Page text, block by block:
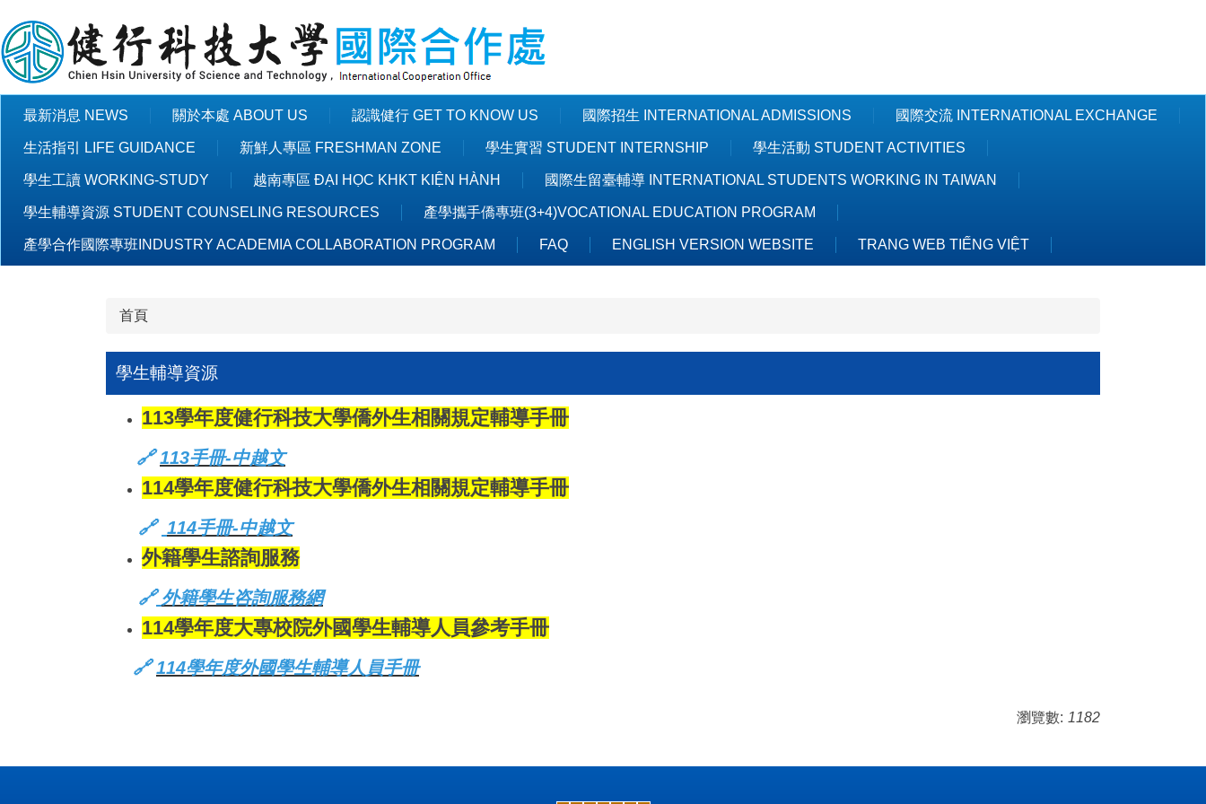
到
主
要
內
最新消息 NEWS 關於本處 ABOUT US 認識健行 GET TO KNOW US 國際招生 INTERNATIONAL ADMISSIONS 國際交流 INTERNATIONAL EXCHANGE
生活指引 LIFE GUIDANCE 新鮮人專區 FRESHMAN ZONE 學生實習 STUDENT INTERNSHIP 學生活動 STUDENT ACTIVITIES
學生工讀 WORKING-STUDY 越南專區 ĐẠI HỌC KHKT KIỆN HÀNH 國際生留臺輔導 INTERNATIONAL STUDENTS WORKING IN TAIWAN
學生輔導資源 STUDENT COUNSELING RESOURCES 產學攜手僑專班(3+4)VOCATIONAL EDUCATION PROGRAM
產學合作國際專班INDUSTRY ACADEMIA COLLABORATION PROGRAM FAQ ENGLISH VERSION WEBSITE TRANG WEB TIẾNG VIỆT
首頁
學生輔導資源
113學年度健行科技大學僑外生相關規定輔導手冊
🔗113手冊-中越文
114學年度健行科技大學僑外生相關規定輔導手冊
🔗 114手冊-中越文
外籍學生諮詢服務
🔗 外籍學生咨詢服務網
114學年度大專校院外國學生輔導人員參考手冊
🔗114學年度外國學生輔導人員手冊
瀏覽數: 1182